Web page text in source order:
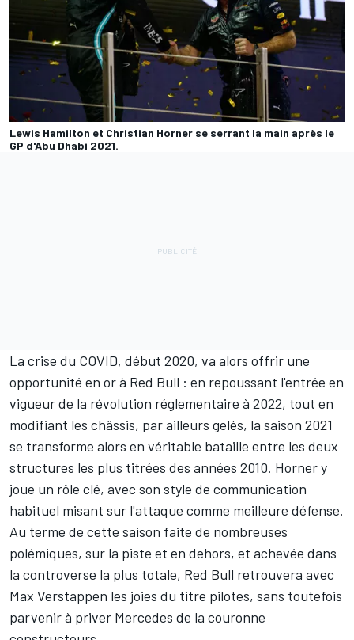
Lewis Hamilton et Christian Horner se serrant la main après le
GP d'Abu Dhabi 2021.
La crise du COVID, début 2020, va alors offrir une
opportunité en or à Red Bull : en repoussant l'entrée en
vigueur de la révolution réglementaire à 2022, tout en
modifiant les châssis, par ailleurs gelés, la saison 2021
se transforme alors en véritable bataille entre les deux
structures les plus titrées des années 2010. Horner y
joue un rôle clé, avec son style de communication
habituel misant sur l'attaque comme meilleure défense.
Au terme de cette saison faite de nombreuses
polémiques, sur la piste et en dehors, et achevée dans
la controverse la plus totale, Red Bull retrouvera avec
Max Verstappen les joies du titre pilotes, sans toutefois
parvenir à priver Mercedes de la couronne